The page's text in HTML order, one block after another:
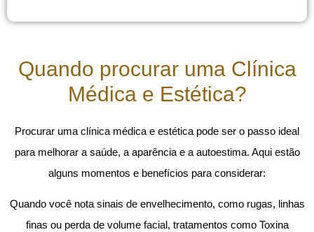
Quando procurar uma Clínica
Médica e Estética?
Procurar uma clínica médica e estética pode ser o passo ideal
para melhorar a saúde, a aparência e a autoestima. Aqui estão
alguns momentos e benefícios para considerar:
Quando você nota sinais de envelhecimento, como rugas, linhas
finas ou perda de volume facial, tratamentos como Toxina